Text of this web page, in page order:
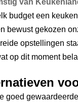
van
budget een
bewust gekozen
opstellingen
op dit moment
goed